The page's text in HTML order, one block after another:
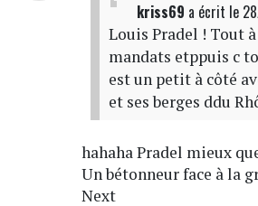
kriss69 a écrit le
Louis Pradel ! Tout
mandats etppuis c
est un petit à côté
et ses berges ddu
hahaha Pradel mieux
Un bétonneur face à la
Next